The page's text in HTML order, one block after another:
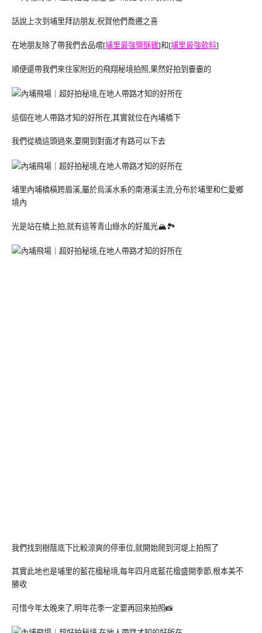
話說上次到埔里拜訪朋友,祝賀他們喬遷之喜
在地朋友除了帶我們去品嚐[埔里最強鹽酥雞]和[埔里最強飲料]
順便還帶我們來住家附近的飛翔秘境拍照,果然好拍到嫑嫑的
這個在地人帶路才知的好所在,其實就位在內埔橋下
我們從橋這頭過來,要開到對面才有路可以下去
埔里內埔橋橫跨眉溪,屬於烏溪水系的南港溪主流,分布於埔里和仁愛鄉
境內
光是站在橋上拍,就有這等青山綠水的好風光🏔🏞
我們找到樹蔭底下比較涼爽的停車位,就開始爬到河堤上拍照了
其實此地也是埔里的藍花楹秘境,每年四月底藍花楹盛開季節,根本美不
勝收
可惜今年太晚來了,明年花季一定要再回來拍照📸